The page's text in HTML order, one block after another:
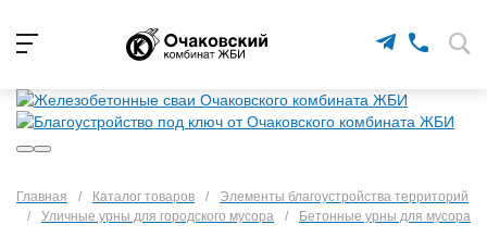
Главная / Каталог товаров /
Элементы благоустройства территорий
/
Уличные урны для городского мусора / Бетонные урны для мусора